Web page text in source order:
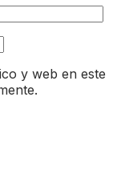
y web en este